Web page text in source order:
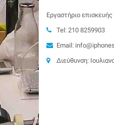
Εργαστήριο
Tel: 210 8259903
Email:
Διεύθυνση: